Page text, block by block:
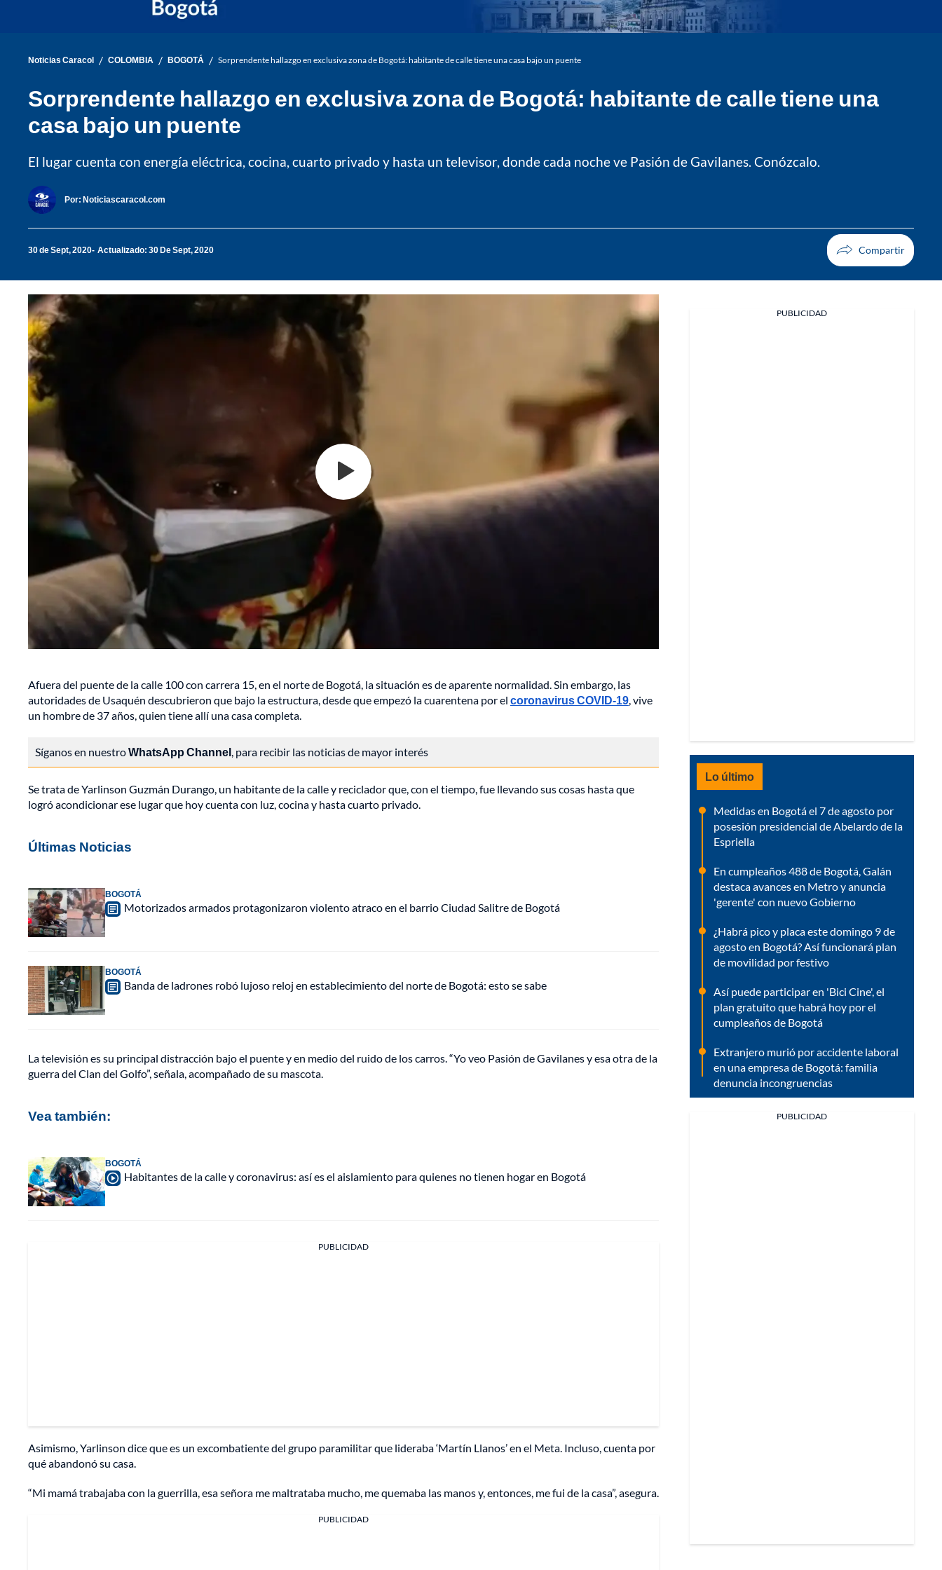
Noticias Caracol / COLOMBIA / BOGOTÁ / Sorprendente hallazgo en exclusiva zona de Bogotá: habitante de calle tiene una casa bajo un puente
Sorprendente hallazgo en exclusiva zona de Bogotá: habitante de calle tiene una
casa bajo un puente
El lugar cuenta con energía eléctrica, cocina, cuarto privado y hasta un televisor, donde cada noche ve Pasión de Gavilanes. Conózcalo.
Por: Noticiascaracol.com
30 de Sept, 2020 Actualizado: 30 De Sept, 2020
Afuera del puente de la calle 100 con carrera 15, en el norte de Bogotá, la situación es de aparente normalidad. Sin embargo, las
autoridades de Usaquén descubrieron que bajo la estructura, desde que empezó la cuarentena por el coronavirus COVID-19, vive
un hombre de 37 años, quien tiene allí una casa completa.
Síganos en nuestroWhatsApp Channel, para recibir las noticias de mayor interés
Se trata de Yarlinson Guzmán Durango, un habitante de la calle y reciclador que, con el tiempo, fue llevando sus cosas hasta que
logró acondicionar ese lugar que hoy cuenta con luz, cocina y hasta cuarto privado.
Últimas Noticias
BOGOTÁ
Motorizados armados protagonizaron violento atraco en el barrio Ciudad Salitre de Bogotá
BOGOTÁ
Banda de ladrones robó lujoso reloj en establecimiento del norte de Bogotá: esto se sabe
La televisión es su principal distracción bajo el puente y en medio del ruido de los carros. “Yo veo Pasión de Gavilanes y esa otra de la
guerra del Clan del Golfo”, señala, acompañado de su mascota.
Vea también:
BOGOTÁ
Habitantes de la calle y coronavirus: así es el aislamiento para quienes no tienen hogar en Bogotá
PUBLICIDAD
Asimismo, Yarlinson dice que es un excombatiente del grupo paramilitar que lideraba ‘Martín Llanos’ en el Meta. Incluso, cuenta por
qué abandonó su casa.
“Mi mamá trabajaba con la guerrilla, esa señora me maltrataba mucho, me quemaba las manos y, entonces, me fui de la casa”, asegura.
PUBLICIDAD
PUBLICIDAD
Lo último
Medidas en Bogotá el 7 de agosto por
posesión presidencial de Abelardo de la
Espriella
En cumpleaños 488 de Bogotá, Galán
destaca avances en Metro y anuncia
'gerente' con nuevo Gobierno
¿Habrá pico y placa este domingo 9 de
agosto en Bogotá? Así funcionará plan
de movilidad por festivo
Así puede participar en 'Bici Cine', el
plan gratuito que habrá hoy por el
cumpleaños de Bogotá
Extranjero murió por accidente laboral
en una empresa de Bogotá: familia
denuncia incongruencias
PUBLICIDAD